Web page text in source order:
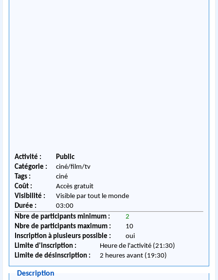
Activité :
Public
Catégorie :
ciné/film/tv
Tags :
ciné
Coût :
Accès gratuit
Visibilité :
Visible par tout le monde
Durée :
03:00
Nbre de participants minimum :
2
Nbre de participants maximum :
10
Inscription à plusieurs possible :
oui
Limite d'inscription :
Heure de l'activité (21:30)
Limite de désinscription :
2 heures avant (19:30)
Description